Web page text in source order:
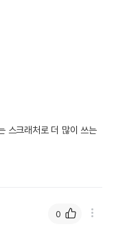
스크래처로 더 많이 쓰는
0